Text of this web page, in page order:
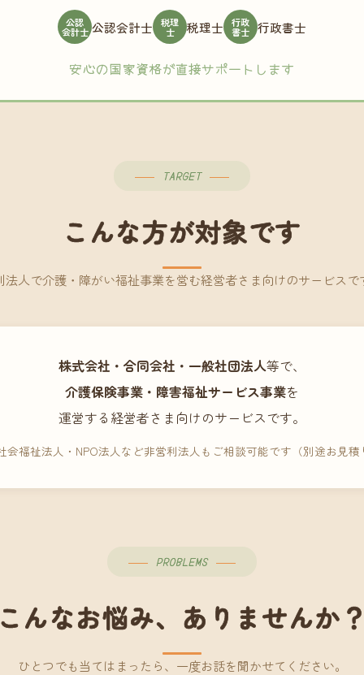
公認
会計士 公認会計士 税理
士 税理士 行政
書士 行政書士
安心の国家資格が直接サポートします
TARGET
こんな方が対象です
法人で介護・障がい福祉事業を営む経営者さま向けのサービスで
株式会社・合同会社・一般社団法人等で、
介護保険事業・障害福祉サービス事業を
運営する経営者さま向けのサービスです。
福祉法人・NPO法人など非営利法人もご相談可能です（別途お見積
PROBLEMS
んなお悩み、ありませんか？
ひとつでも当てはまったら、一度お話を聞かせてください。